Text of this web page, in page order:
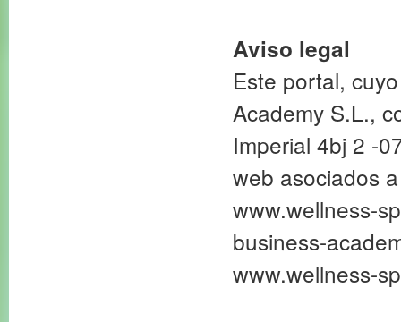
Aviso legal
Este portal,
Academy S.L.,
Imperial 4bj 2 -
web asociados
www.wellness-
business-
www.wellness-